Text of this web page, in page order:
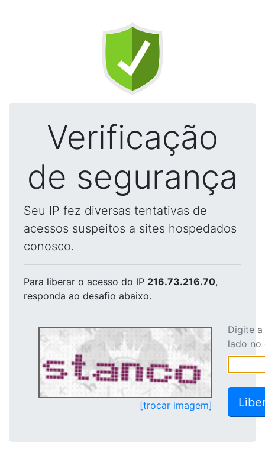
Verificação
de segurança
Seu IP fez diversas tentativas de
acessos suspeitos a sites hospedados
conosco.
Para liberar o acesso do IP 216.73.216.70,
responda ao desafio abaixo.
[trocar imagem]
Digite
lado no